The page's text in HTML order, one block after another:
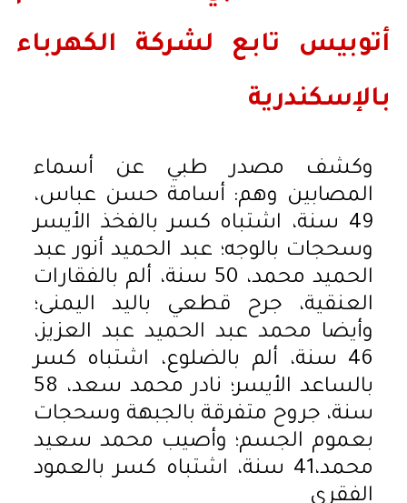
أتوبيس تابع لشركة الكهرباء
بالإسكندرية
وكشف مصدر طبي عن أسماء
المصابين وهم: أسامة حسن عباس،
49 سنة، اشتباه كسر بالفخذ الأيسر
وسحجات بالوجه؛ عبد الحميد أنور عبد
الحميد محمد، 50 سنة، ألم بالفقارات
العنقية، جرح قطعي باليد اليمنى؛
وأيضا محمد عبد الحميد عبد العزيز،
46 سنة، ألم بالضلوع، اشتباه كسر
بالساعد الأيسر؛ نادر محمد سعد، 58
سنة، جروح متفرقة بالجبهة وسحجات
بعموم الجسم؛ وأصيب محمد سعيد
محمد،41 سنة، اشتباه كسر بالعمود
الفقري